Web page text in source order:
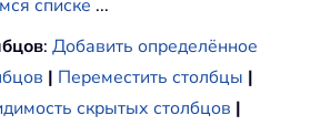
списке ...
: Добавить определённое
| Переместить столбцы |
скрытых столбцов |